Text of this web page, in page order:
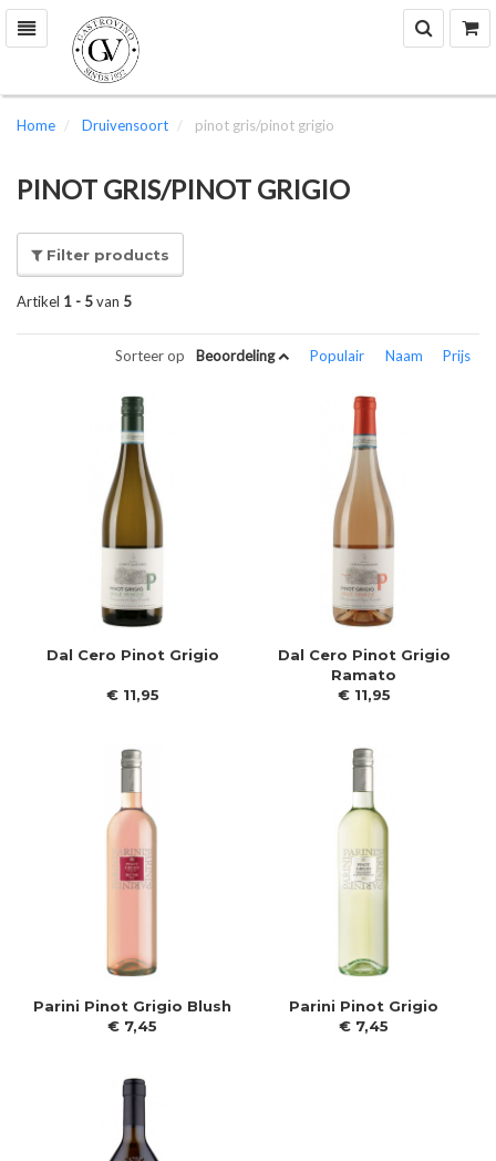
Toggle
navigation
Zoek
Home Druivensoort pinot gris/pinot grigio
PINOT GRIS/PINOT GRIGIO
Filter products
Artikel 1 - 5van 5
Sorteer op Beoordeling Populair Naam Prijs
Dal Cero Pinot Grigio
€ 11,95
Dal Cero Pinot Grigio
Ramato
€ 11,95
Parini Pinot Grigio Blush
€ 7,45
Parini Pinot Grigio
€ 7,45